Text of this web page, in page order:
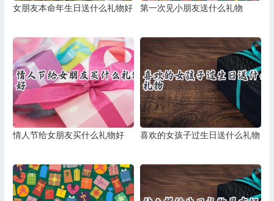
女朋友本命年生日送什么礼物好 第一次见小朋友送什么礼物
情人节给女朋友买什么礼物好 喜欢的女孩子过生日送什么礼物